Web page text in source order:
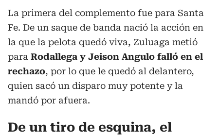
La primera del complemento fue para Santa
Fe. De un saque de banda nació la acción en
la que la pelota quedó viva, Zuluaga metió
para Rodallega y Jeison Angulo falló en el
rechazo, por lo que le quedó al delantero,
quien sacó un disparo muy potente y la
mandó por afuera.
De un tiro de esquina, el